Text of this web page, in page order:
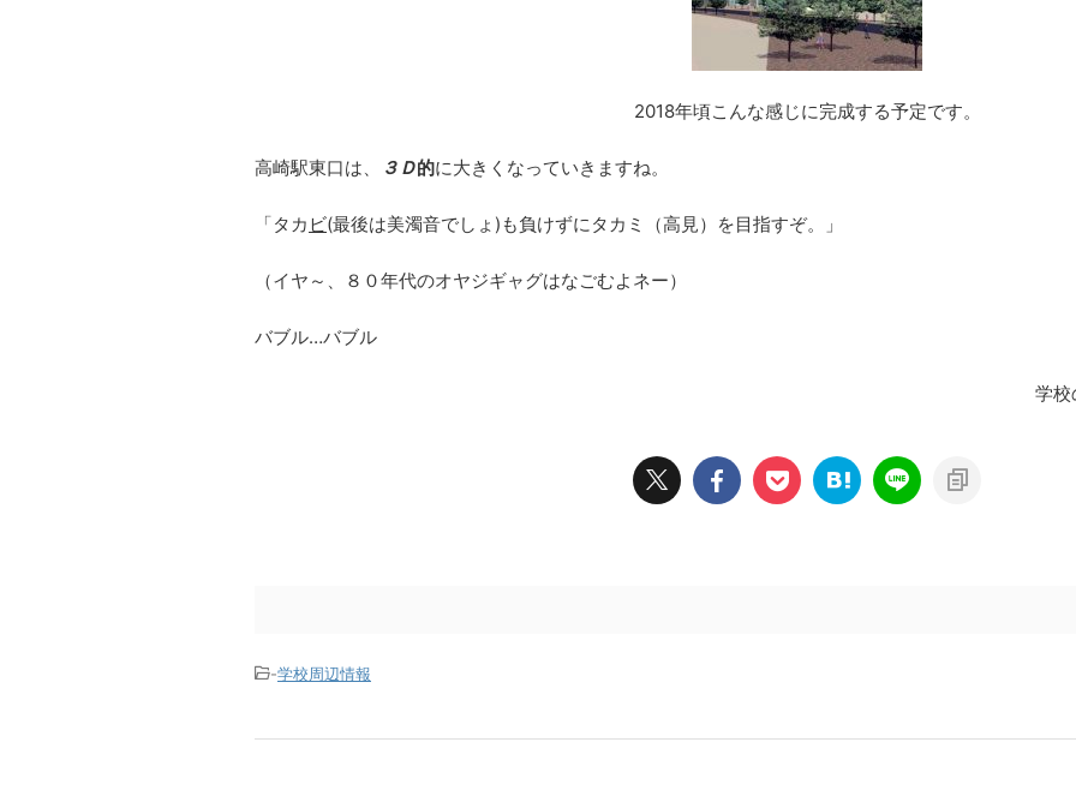
2018年頃こんな感じに完成する予定です。
高崎駅東口は、 ３Ｄ的に大きくなっていきますね。
「タカ ビ(最後は美濁音でしょ)も負けずにタカミ（高見）を目指すぞ。」
（イヤ～、８０年代のオヤジギャグはなごむよネー）
バブル…バブル
学校
-学校周辺情報